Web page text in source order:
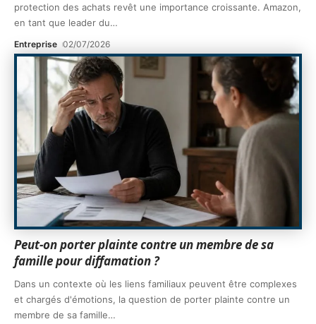
protection des achats revêt une importance croissante. Amazon,
en tant que leader du…
Entreprise 02/07/2026
Peut-on porter plainte contre un membre de sa
famille pour diffamation ?
Dans un contexte où les liens familiaux peuvent être complexes
et chargés d'émotions, la question de porter plainte contre un
membre de sa famille…